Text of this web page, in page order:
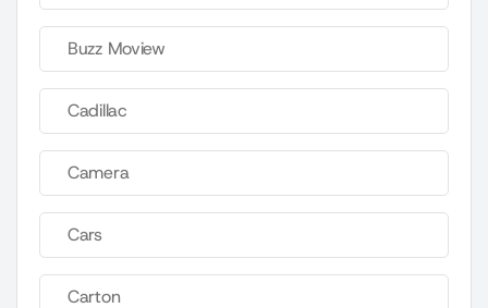
Buzz Moview
Cadillac
Camera
Cars
Carton